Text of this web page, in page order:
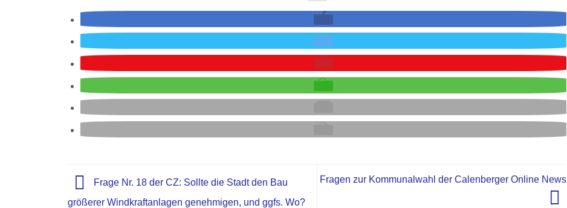
Frage Nr. 18 der CZ: Sollte die Stadt den Bau
größerer Windkraftanlagen genehmigen, und ggfs. Wo?
Fragen zur Kommunalwahl der Calenberger Online News